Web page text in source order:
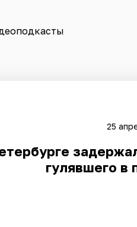
25
гулявшего в